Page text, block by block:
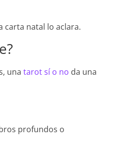
carta natal lo aclara.
una tarot sí o no da una
profundos o